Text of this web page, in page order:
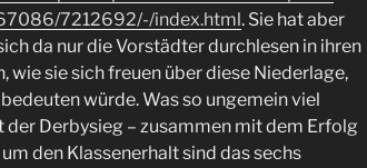
7212692/-/index.html. Sie hat aber
da nur die Vorstädter durchlesen in ihren
wie sie sich freuen über diese Niederlage,
würde. Was so ungemein viel
der Derbysieg – zusammen mit dem Erfolg
den Klassenerhalt sind das sechs